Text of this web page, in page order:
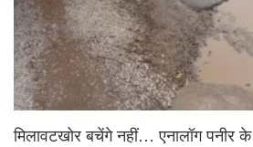
मिलावटखोर बचेंगे नहीं… एनालॉग पनीर